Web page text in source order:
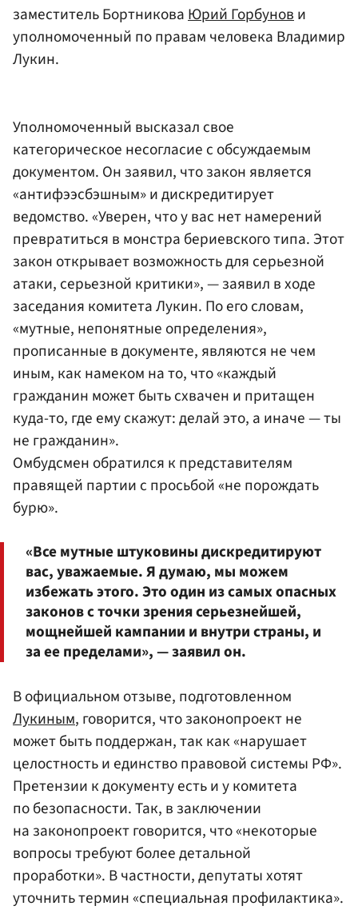
заместитель БортниковаЮрий Горбунови
уполномоченный по правам человека Владимир
Лукин.
Уполномоченный высказал свое
категорическое несогласие с обсуждаемым
документом. Он заявил, что закон является
«антифээсбэшным» и дискредитирует
ведомство. «Уверен, что у вас нет намерений
превратиться в монстра бериевского типа. Этот
закон открывает возможность для серьезной
атаки, серьезной критики», — заявил в ходе
заседания комитета Лукин. По его словам,
«мутные, непонятные определения»,
прописанные в документе, являются не чем
иным, как намеком на то, что «каждый
гражданин может быть схвачен и притащен
куда-то, где ему скажут: делай это, а иначе — ты
не гражданин».
Омбудсмен обратился к представителям
правящей партии с просьбой «не порождать
бурю».
«Все мутные штуковины дискредитируют
вас, уважаемые. Я думаю, мы можем
избежать этого. Это один из самых опасных
законов с точки зрения серьезнейшей,
мощнейшей кампании и внутри страны, и
за ее пределами», — заявил он.
В официальном отзыве, подготовленном
Лукиным, говорится, что законопроект не
может быть поддержан, так как «нарушает
целостность и единство правовой системы РФ».
Претензии к документу есть и у комитета
по безопасности. Так, в заключении
на законопроект говорится, что «некоторые
вопросы требуют более детальной
проработки». В частности, депутаты хотят
уточнить термин «специальная профилактика».